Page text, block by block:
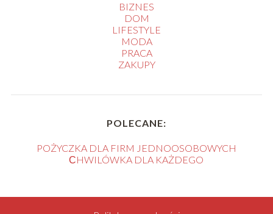
BIZNES
DOM
LIFESTYLE
MODA
PRACA
ZAKUPY
POLECANE:
POŻYCZKA DLA FIRM JEDNOOSOBOWYCH
СHWILÓWKA DLA KAŻDEGO